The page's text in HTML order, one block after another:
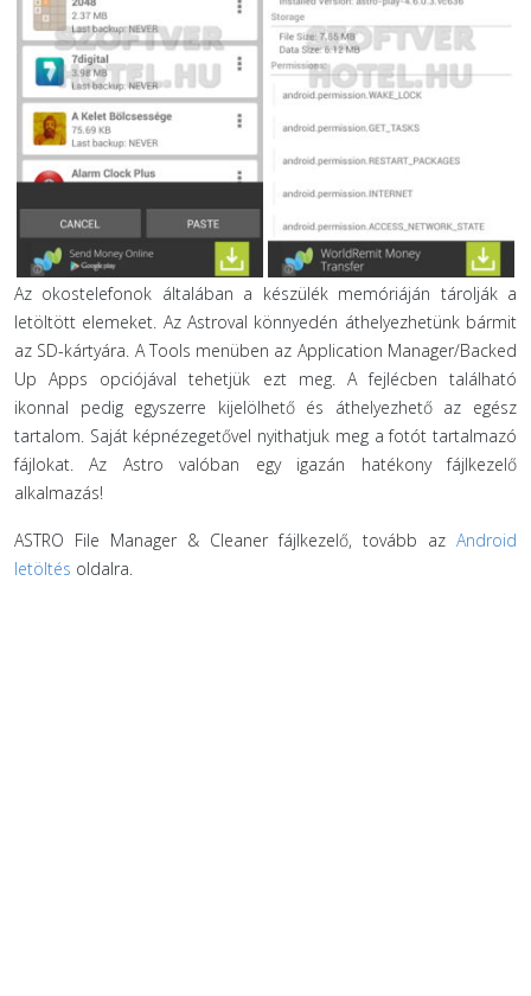
Az okostelefonok általában a készülék memóriáján tárolják a
letöltött elemeket. Az Astroval könnyedén áthelyezhetünk bármit
az SD-kártyára. A Tools menüben az Application Manager/Backed
Up Apps opciójával tehetjük ezt meg. A fejlécben található
ikonnal pedig egyszerre kijelölhető és áthelyezhető az egész
tartalom. Saját képnézegetővel nyithatjuk meg a fotót tartalmazó
fájlokat. Az Astro valóban egy igazán hatékony fájlkezelő
alkalmazás!
ASTRO File Manager & Cleaner fájlkezelő, tovább az Android
letöltés oldalra.